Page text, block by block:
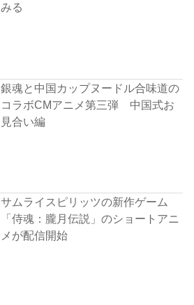
みる
銀魂と中国カップヌードル合味道の
コラボCMアニメ第三弾 中国式お
見合い編
サムライスピリッツの新作ゲーム
「侍魂：朧月伝説」のショートアニ
メが配信開始